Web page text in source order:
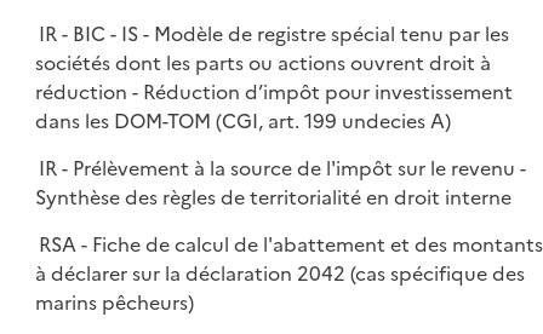
IR - BIC - IS - Modèle de registre spécial tenu par les
sociétés dont les parts ou actions ouvrent droit à
réduction - Réduction d’impôt pour investissement
dans les DOM-TOM (CGI, art. 199 undecies A)
IR - Prélèvement à la source de l'impôt sur le revenu -
Synthèse des règles de territorialité en droit interne
RSA - Fiche de calcul de l'abattement et des montants
à déclarer sur la déclaration 2042 (cas spécifique des
marins pêcheurs)